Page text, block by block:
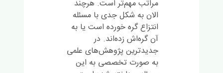
مراتب مهم‌تر است. هرچند
الان به شکل جدی با مسئله
انتزاع گره خورده است یا به
آن گره‌اش زده‌اند. در
جدیدترین پژوهش‌های علمی
به صورت تخصصی به این